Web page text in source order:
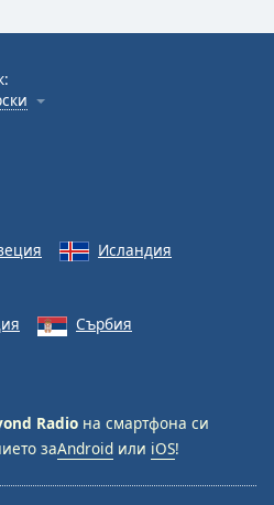
Исландия
Сърбия
Radio на смартфона си
заAndroid или iOS!